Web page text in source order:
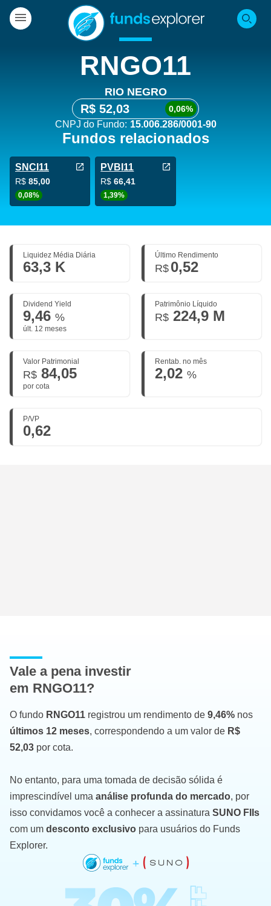
RNGO11
RIO NEGRO
R$ 52,03 0,06%
CNPJ do Fundo: 15.006.286/0001-90
Fundos relacionados
SNCI11
R$ 85,00
0,08%
PVBI11
R$66,41
1,39%
Liquidez Média Diária
63,3 K
Último Rendimento
R$ 0,52
Dividend Yield
9,46 %
últ. 12 meses
Patrimônio Líquido
R$ 224,9 M
Valor Patrimonial
R$ 84,05
por cota
Rentab. no mês
2,02 %
P/VP
0,62
Vale a pena investir
em RNGO11?
O fundo RNGO11 registrou um rendimento de 9,46% nos
últimos 12 meses, correspondendo a um valor de R$
52,03 por cota.
No entanto, para uma tomada de decisão sólida é
imprescindível uma análise profunda do mercado, por
isso convidamos você a conhecer a assinatura SUNO FIIs
com um desconto exclusivo para usuários do Funds
Explorer.